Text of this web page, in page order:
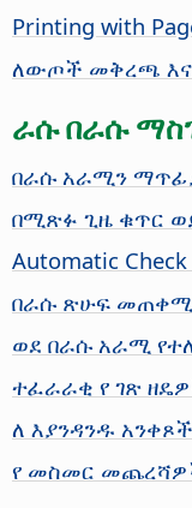
Printing with
ለውጦች መቅረጫ
ራሱ በራሱ
በራሱ አራሚን
በሚጽፉ ጊዜ ቁጥር
Automatic
በራሱ ጽሁፍ
ወደ በራሱ አራሚ
ተፈራራቂ የ ገጽ
ለ እያንዳንዱ
የ መስመር